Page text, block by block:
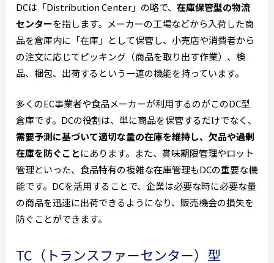
DCは「Distribution Center」の略で、 在庫保管型の物流
センターを指します。メーカーの工場などから入荷した商
品を倉庫内に「在庫」として保管し、小売店や消費者から
の注文に応じてピッキング（商品を取り出す作業）、検
品、梱包、出荷するという一連の機能を持っています。
多くのEC事業者や食品メーカーが利用するのがこのDC型
倉庫です。DCの役割は、単に商品を保管するだけでなく、
需要予測に基づいて適切な量の在庫を維持し、欠品や過剰
在庫を防ぐことにあります。また、賞味期限管理やロット
管理といった、食品特有の複雑な在庫管理もDCの重要な機
能です。DCを活用することで、企業は必要な時に必要な量
の商品を迅速に出荷できるようになり、販売機会の損失を
防ぐことができます。
TC（トランスファーセンター）型